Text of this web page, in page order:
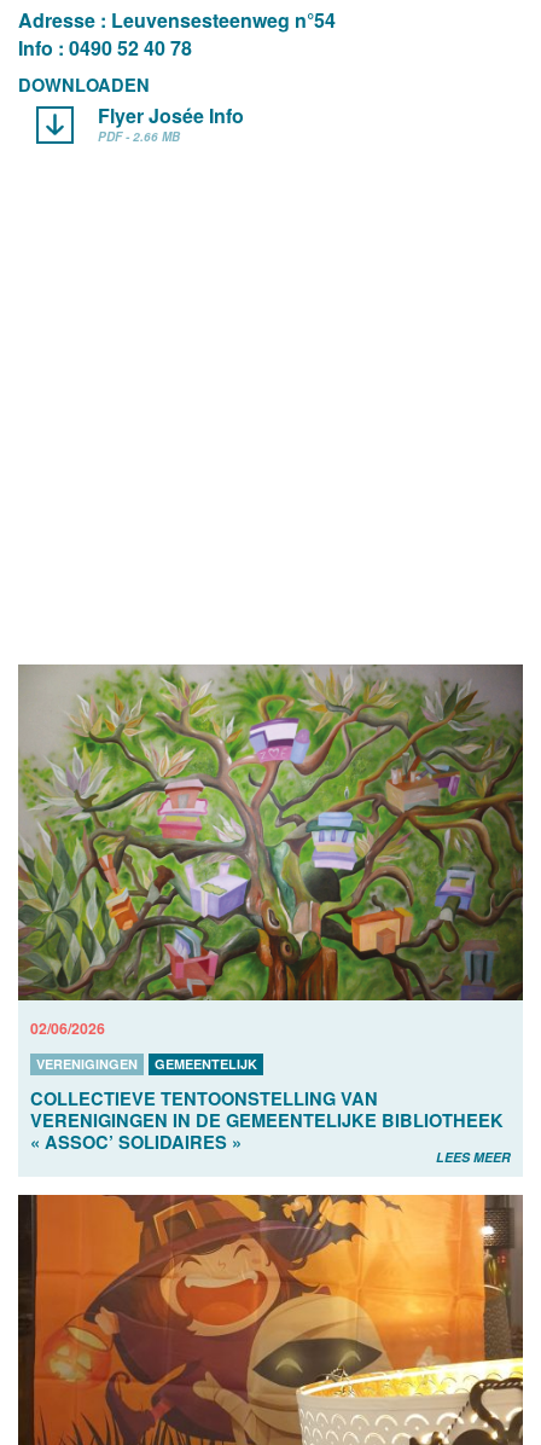
Adresse : Leuvensesteenweg n°54
Info : 0490 52 40 78
DOWNLOADEN
Flyer Josée Info
PDF - 2.66 MB
02/06/2026
VERENIGINGEN GEMEENTELIJK
COLLECTIEVE TENTOONSTELLING VAN
VERENIGINGEN IN DE GEMEENTELIJKE BIBLIOTHEEK
« ASSOC’ SOLIDAIRES »
LEES MEER